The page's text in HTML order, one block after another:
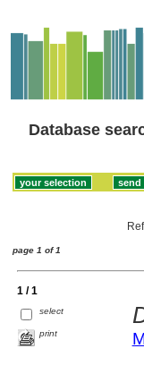
Database
page 1 of 1
1 / 1
select
print